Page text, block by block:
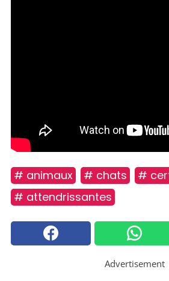
# animaux # chats
#
# attendrissantes
Advertisement